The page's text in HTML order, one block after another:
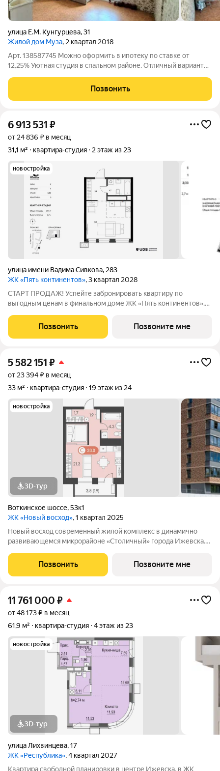
улица Е.М. Кунгурцева,31
Жилой дом Муза, 2 квартал 2018
Арт. 138587745 Можно оформить в ипотеку по ставке от
12,25% Уютная студия в спальном районе. Отличный вариант
(грузовой и обычный). Вторая линия от дороги. Достаточное
количество парковочных мест. О
Позвонить
6 913 531 ₽
от 24 836 ₽ в месяц
31,1 м²
квартира-студия 2 этаж из 23
новостройка
улица имени Вадима Сивкова, 283
ЖК «Пять континентов», 3 квартал 2028
СТАРТ ПРОДАЖ! Успейте забронировать квартиру по
выгодным ценам в финальном доме ЖК «Пять континентов».
всё действительно рядом. 15 минут пешком до набережной и
Позвонить Позвоните мне
5 582 151 ₽
от 23 394 ₽ в месяц
33 м²
квартира-студия 19 этаж из 24
новостройка
3D-тур
Воткинское шоссе,53к1
ЖК «Новый восход», 1 квартал 2025
Новый восход современный жилой комплекс в динамично
развивающемся микрорайоне «Столичный» города Ижевска.
комплекс состоит из четырёх домов разной этажности девять,
десять и двадцать четыре.
Позвонить Позвоните мне
11 761 000 ₽
от 48 173 ₽ в месяц
61,9 м²
квартира-студия 4 этаж из 23
новостройка
3D-тур
улица Лихвинцева,17
ЖК «Республика», 4 квартал 2027
Квартира свободной планировки в центре Ижевска, в ЖК